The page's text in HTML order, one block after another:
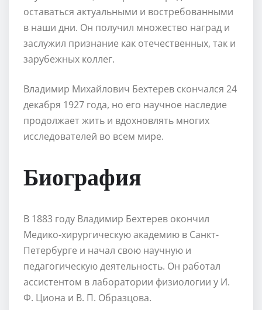
оставаться актуальными и востребованными
в наши дни. Он получил множество наград и
заслужил признание как отечественных, так и
зарубежных коллег.
Владимир Михайлович Бехтерев скончался 24
декабря 1927 года, но его научное наследие
продолжает жить и вдохновлять многих
исследователей во всем мире.
Биография
В 1883 году Владимир Бехтерев окончил
Медико-хирургическую академию в Санкт-
Петербурге и начал свою научную и
педагогическую деятельность. Он работал
ассистентом в лаборатории физиологии у И.
Ф. Циона и В. П. Образцова.